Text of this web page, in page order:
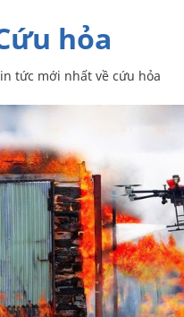
cứu hỏa
Tin tức mới nhất về cứu hỏa